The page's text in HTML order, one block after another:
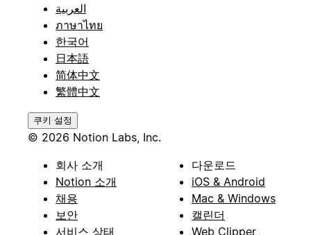
العربية
ภาษาไทย
한국어
日本語
简体中文
繁體中文
쿠키 설정
© 2026 Notion Labs, Inc.
회사 소개
Notion 소개
채용
보안
서비스 상태
다운로드
iOS & Android
Mac & Windows
캘린더
Web Clipper